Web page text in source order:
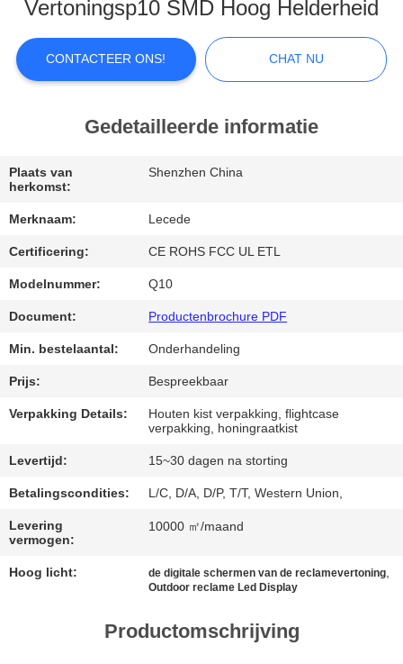
FABRIEKSREIS
KWALITEITSCONTROLE
ONS
GEVALLEN
CHAT
NU
SITEMAP
PRIVACYBELEID
Vertoningsp10 SMD Hoog Helderheid
CONTACTEER ONS! CHAT NU
Gedetailleerde informatie
Plaats van
herkomst:
Shenzhen China
Merknaam: Lecede
Certificering: CE ROHS FCC UL ETL
Modelnummer: Q10
Document: Productenbrochure PDF
Min. bestelaantal: Onderhandeling
Prijs: Bespreekbaar
Verpakking Details:
Houten kist verpakking, flightcase
verpakking, honingraatkist
Levertijd: 15~30 dagen na storting
Betalingscondities: L/C, D/A, D/P, T/T, Western Union,
Levering
vermogen:
10000 ㎡/maand
Hoog licht: de digitale schermen van de reclamevertoning
Outdoor reclame Led Display
Productomschrijving